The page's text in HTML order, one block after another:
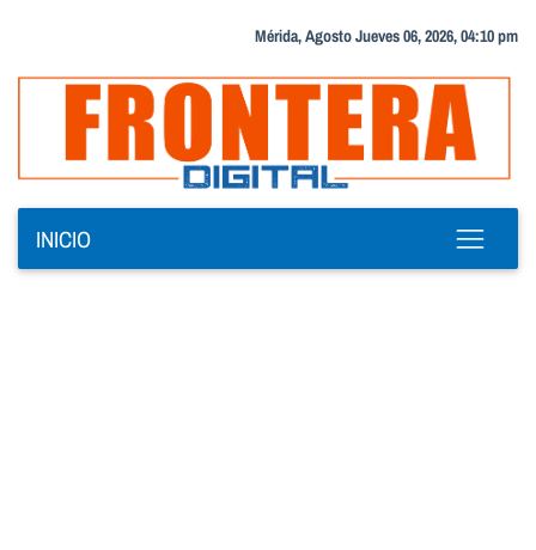
Mérida, Agosto Jueves 06, 2026, 04:10 pm
INICIO